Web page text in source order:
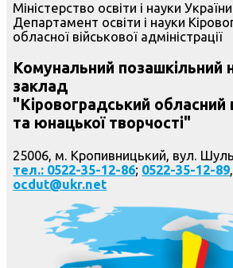
Міністерство освіти і науки України
Департамент освіти і науки
обласної військової адміністрації
Комунальний позашкільний
заклад
"Кіровоградський обласний
та юнацької творчості"
25006, м. Кропивницький, вул.
тел.: 0522-35-12-86; 0522-35-12-89
ocdut@ukr.net